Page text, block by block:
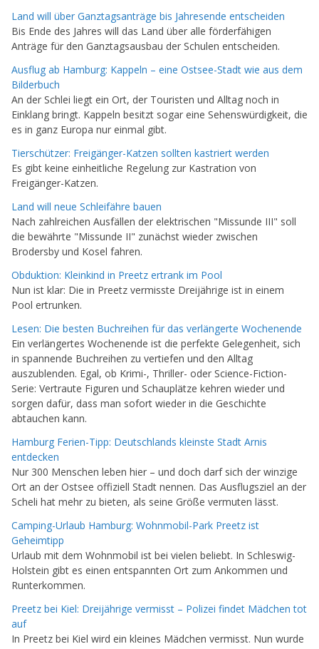
Land will über Ganztagsanträge bis Jahresende entscheiden
Bis Ende des Jahres will das Land über alle förderfähigen
Anträge für den Ganztagsausbau der Schulen entscheiden.
Ausflug ab Hamburg: Kappeln – eine Ostsee-Stadt wie aus dem
Bilderbuch
An der Schlei liegt ein Ort, der Touristen und Alltag noch in
Einklang bringt. Kappeln besitzt sogar eine Sehenswürdigkeit, die
es in ganz Europa nur einmal gibt.
Tierschützer: Freigänger-Katzen sollten kastriert werden
Es gibt keine einheitliche Regelung zur Kastration von
Freigänger-Katzen.
Land will neue Schleifähre bauen
Nach zahlreichen Ausfällen der elektrischen "Missunde III" soll
die bewährte "Missunde II" zunächst wieder zwischen
Brodersby und Kosel fahren.
Obduktion: Kleinkind in Preetz ertrank im Pool
Nun ist klar: Die in Preetz vermisste Dreijährige ist in einem
Pool ertrunken.
Lesen: Die besten Buchreihen für das verlängerte Wochenende
Ein verlängertes Wochenende ist die perfekte Gelegenheit, sich
in spannende Buchreihen zu vertiefen und den Alltag
auszublenden. Egal, ob Krimi-, Thriller- oder Science-Fiction-
Serie: Vertraute Figuren und Schauplätze kehren wieder und
sorgen dafür, dass man sofort wieder in die Geschichte
abtauchen kann.
Hamburg Ferien-Tipp: Deutschlands kleinste Stadt Arnis
entdecken
Nur 300 Menschen leben hier – und doch darf sich der winzige
Ort an der Ostsee offiziell Stadt nennen. Das Ausflugsziel an der
Scheli hat mehr zu bieten, als seine Größe vermuten lässt.
Camping-Urlaub Hamburg: Wohnmobil-Park Preetz ist
Geheimtipp
Urlaub mit dem Wohnmobil ist bei vielen beliebt. In Schleswig-
Holstein gibt es einen entspannten Ort zum Ankommen und
Runterkommen.
Preetz bei Kiel: Dreijährige vermisst – Polizei findet Mädchen tot
auf
In Preetz bei Kiel wird ein kleines Mädchen vermisst. Nun wurde